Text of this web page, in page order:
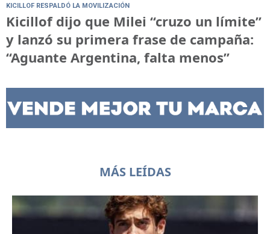
KICILLOF RESPALDÓ LA MOVILIZACIÓN
Kicillof dijo que Milei “cruzo un límite”
y lanzó su primera frase de campaña:
“Aguante Argentina, falta menos”
MÁS LEÍDAS